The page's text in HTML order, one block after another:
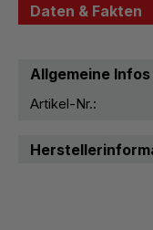
Daten & Fakten
Allgemeine Infos
Artikel-Nr.: